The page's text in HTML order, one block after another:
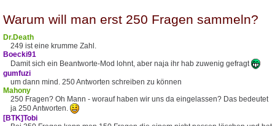
Warum will man erst 250 Fragen sammeln?
Dr.Death
249 ist eine krumme Zahl.
Boecki91
Damit sich ein Beantworte-Mod lohnt, aber naja ihr hab zuwenig gefragt
gumfuzi
um dann mind. 250 Antworten schreiben zu können
Mahony
250 Fragen? Oh Mann - worauf haben wir uns da eingelassen? Das bedeutet
ja 250 Antworten.
[BTK]Tobi